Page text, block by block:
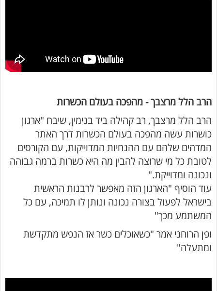
הרב הלל מרצבך - מהפכה בעולם הכשרות
הרב הלל מרצבך, רב קהילה ביד בנימין, שיבח "ארגון
כושרות עשה מהפכה בעולם הכשרות דרך האתר
המדהים שלהם עם ההנחיות המדוייקות, עם הקורסים
לטובת כל מי שרוצה להבין מה היא כשרות ברמה גבוהה
ונכונה ומדוייקת."
עוד הוסיף "הארגון הזה מאפשר לרבנות הראשית
בישראל לפעול בצורה נכונה ונותן לו תמיכה, עם כל
המשתמע מכך"
ופן הרוחני אמר "כשאוכלים כשר אז הנפש מתקדשת
ומתעלה"